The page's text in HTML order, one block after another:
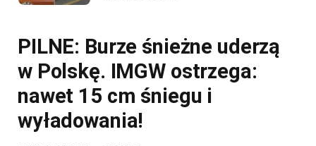
PILNE: Burze śnieżne uderzą
w Polskę. IMGW ostrzega:
nawet 15 cm śniegu i
wyładowania!